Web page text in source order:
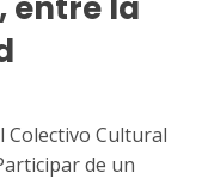
Cultural
de un